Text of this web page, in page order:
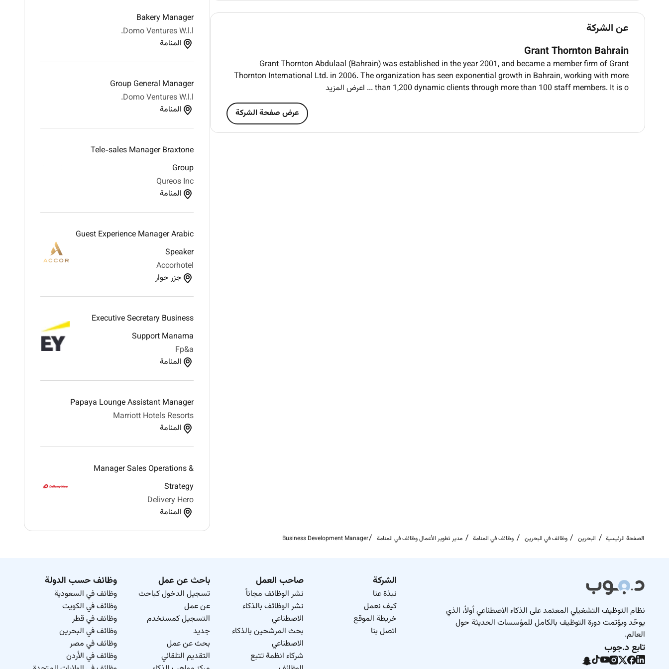
Support the Director of BD in planning reporting and capability building.
Education Qualification and additional skills:
Bachelors degree in Business Administration Marketing Sales or related field.
Professional certification in sales/ BD/ exhibitions (Will be an added advantage).
Fluency in Arabic with native level proficiency is mandatory. The candidate must be currently based in
Bahrain.
Proven ability to secure international exhibitions.
عن الشركة
Grant Thornton Bahrain
Grant Thornton Abdulaal (Bahrain) was established in the year 2001, and became a member firm of Grant
Thornton International Ltd. in 2006. The organization has seen exponential growth in Bahrain, working with more
than 1,200 dynamic clients through more than 100 staff members. It is o ... اعرض المزيد
عرض صفحة الشركة
Bakery Manager
Domo Ventures W.l.l.
المنامة
Group General Manager
Domo Ventures W.l.l.
المنامة
Tele-sales Manager Braxtone
Group
Qureos Inc
المنامة
Guest Experience Manager Arabic
Speaker
Accorhotel
جزر حوار
Executive Secretary Business
Support Manama
Fp&a
المنامة
Papaya Lounge Assistant Manager
Marriott Hotels Resorts
المنامة
Manager Sales Operations &
Strategy
Delivery Hero
المنامة
الصفحة الرئيسية البحرين وظائف في البحرين وظائف في المنامة مدير تطوير الأعمال وظائف في المنامة Business Development Manager
نظام التوظيف التشغيلي المعتمد على الذكاء الاصطناعي أولاً، الذي
يوحّد ويؤتمت دورة التوظيف بالكامل للمؤسسات الحديثة حول
العالم.
تابع د.جوب
الشركة
نبذة عنا
كيف نعمل
خريطة الموقع
اتصل بنا
صاحب العمل
نشر الوظائف مجاناً
نشر الوظائف بالذكاء
الاصطناعي
بحث المرشحين بالذكاء
الاصطناعي
شركاء انظمة تتبع
باحث عن عمل
تسجيل الدخول كباحث
عن عمل
التسجيل كمستخدم
جديد
بحث عن عمل
التقديم التلقائي
وظائف حسب الدولة
وظائف في السعودية
وظائف في الكويت
وظائف في قطر
وظائف في البحرين
وظائف في مصر
وظائف في الأردن